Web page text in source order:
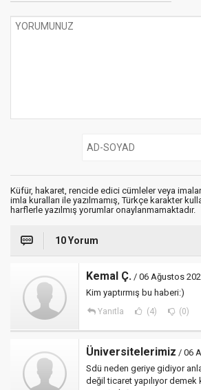
Küfür, hakaret, rencide edici cümleler veya
imla kuralları ile yazılmamış, Türkçe karakter
harflerle yazılmış yorumlar onaylanmamaktadır.
10 Yorum
Kemal Ç. / 06 Ağustos
Kim yaptırmış bu haberi:)
Yanıtla (4) (0)
Üniversitelerimiz / 06
Sdü neden geriye gidiyor
değil ticaret yapılıyor